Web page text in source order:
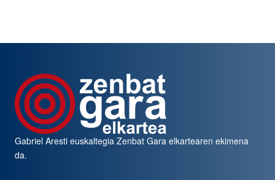
Gabriel Aresti euskaltegiaZenbat Gara elkartearen ekimena
da.